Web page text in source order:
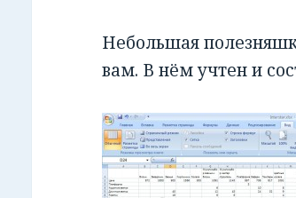
Небольшая
вам. В нём учтен и